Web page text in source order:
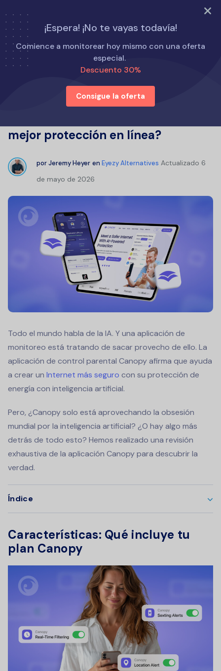
PRUEBA AHORA
¡Espera! ¡No te vayas todavía!
Comience a monitorear hoy mismo con una oferta
especial.
Descuento 30%
Consigue la oferta
Inicio
Alternativas a Eyezy
Reseñas de la aplicación Canopy: ¿Es esta aplicación para
adultos la mejor protección en línea?
Reseñas de la aplicación Canopy:
mejor protección en línea?
porJeremy Heyer en Eyezy Alternatives Actualizado 6
de mayo de 2026
Todo el mundo habla de la IA. Y una aplicación de
monitoreo está tratando de sacar provecho de ello. La
aplicación de control parental Canopy afirma que ayuda
a crear un Internet más seguro con su protección de
energía con inteligencia artificial.
Pero, ¿Canopy solo está aprovechando la obsesión
mundial por la inteligencia artificial? ¿O hay algo más
detrás de todo esto? Hemos realizado una revisión
exhaustiva de la aplicación Canopy para descubrir la
verdad.
Índice
Características: Qué incluye tu
plan Canopy